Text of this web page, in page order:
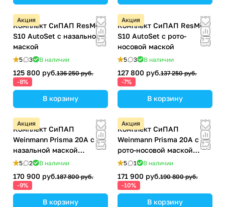
Акция
Комплект СиПАП ResMed
S10 AutoSet с назальной
маской
5 3 В наличии
125 800 руб.136 250 руб.
-8%
В корзину
Акция
Комплект СиПАП ResMed
S10 AutoSet с рото-
носовой маской
5 3 В наличии
127 800 руб.137 250 руб.
-7%
В корзину
Акция
Комплект СиПАП
Weinmann Prisma 20A с
назальной маской
премиум-класса
5 2 В наличии
170 900 руб.187 800 руб.
-9%
В корзину
Акция
Комплект СиПАП
Weinmann Prisma 20A с
рото-носовой маской
премиум-класса
5 1 В наличии
171 900 руб.190 800 руб.
-10%
В корзину